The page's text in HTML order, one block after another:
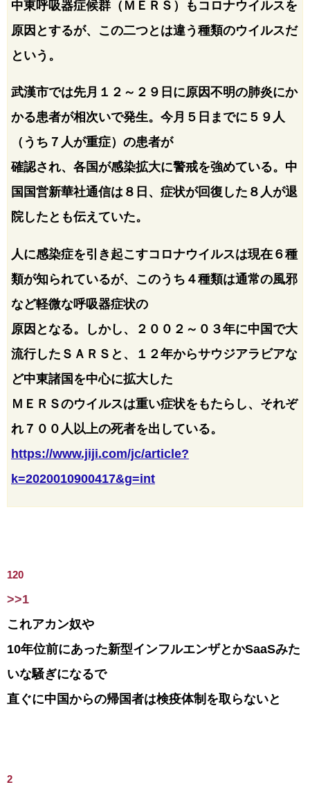
中東呼吸器症候群（ＭＥＲＳ）もコロナウイルスを
原因とするが、この二つとは違う種類のウイルスだ
という。
武漢市では先月１２～２９日に原因不明の肺炎にか
かる患者が相次いで発生。今月５日までに５９人
（うち７人が重症）の患者が
確認され、各国が感染拡大に警戒を強めている。中
国国営新華社通信は８日、症状が回復した８人が退
院したとも伝えていた。
人に感染症を引き起こすコロナウイルスは現在６種
類が知られているが、このうち４種類は通常の風邪
など軽微な呼吸器症状の
原因となる。しかし、２００２～０３年に中国で大
流行したＳＡＲＳと、１２年からサウジアラビアな
ど中東諸国を中心に拡大した
ＭＥＲＳのウイルスは重い症状をもたらし、それぞ
れ７００人以上の死者を出している。
https://www.jiji.com/jc/article?
k=2020010900417&g=int
120
>>1
これアカン奴や
10年位前にあった新型インフルエンザとかSaaSみた
いな騒ぎになるで
直ぐに中国からの帰国者は検疫体制を取らないと
2